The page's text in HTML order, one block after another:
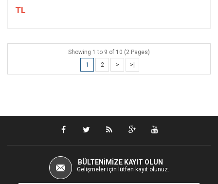
TL
Showing 1 to 9 of 10 (2 Pages)
1
2 > >|
BÜLTENIMIZE KAYIT OLUN
Gelişmeler için lütfen kayıt olunuz.